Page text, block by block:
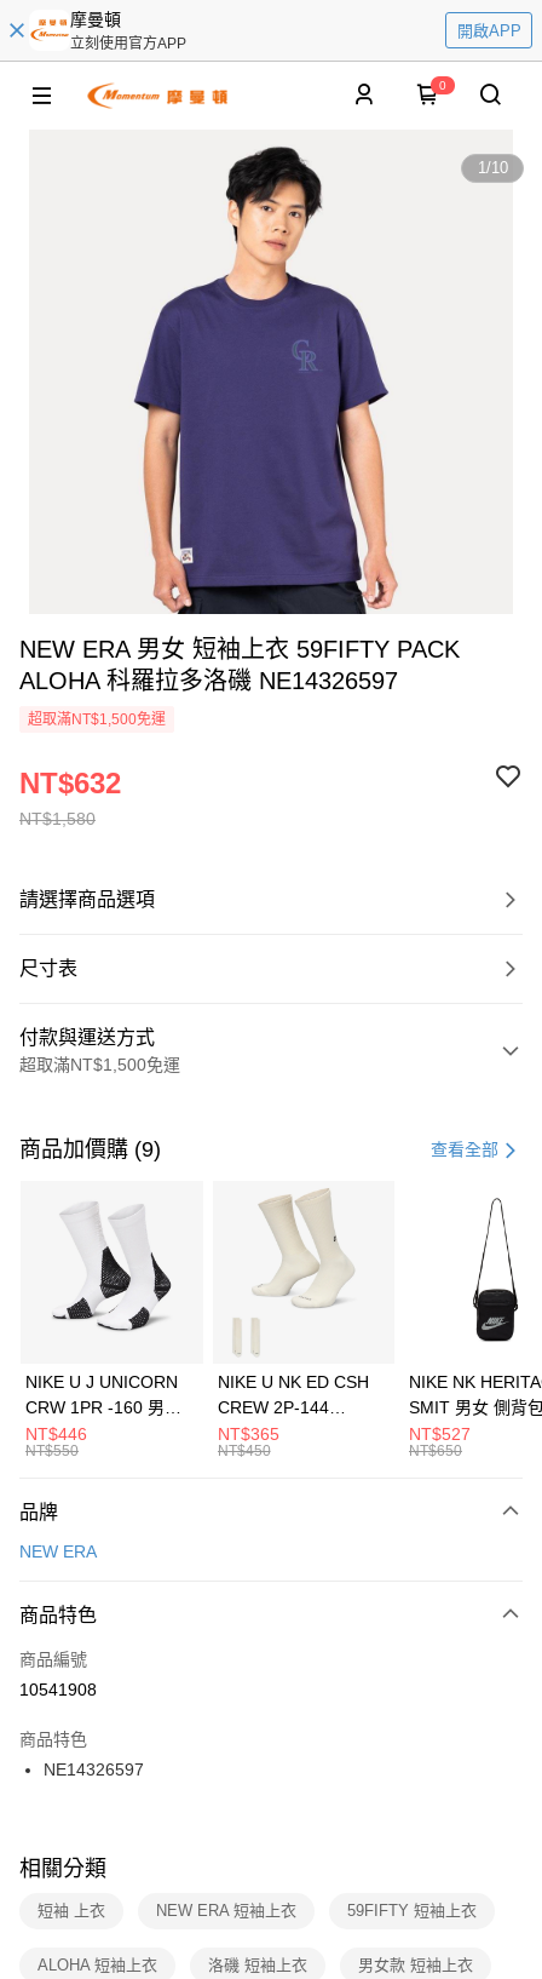
摩曼頓
立刻使用官方APP
開啟APP
0
1/10
NEW ERA 男女 短袖上衣 59FIFTY PACK
ALOHA 科羅拉多洛磯 NE14326597
超取滿NT$1,500免運
NT$1,580
NT$632
請選擇商品選項
尺寸表
付款與運送方式
超取滿NT$1,500免運
信用卡一次付款
3 期 0 利率 每期 21家銀行
合作金庫商業銀行
第一商業銀行
華南商業銀行
彰化商業銀行
上海商業儲蓄銀行
元大商業銀行
台灣樂天信用卡公司
Apple Pay
全盈+PAY
AFTEE先享後付
【關於「AFTEE先享後付」】
便利好安心！
３．安心：先確認商品／服務後，再付款。
【「AFTEE先享後付」結帳流程】
１．於結帳方式選擇「AFTEE先享後付」後，將跳轉至「AFTEE先享後付」
２．訂單成立數日內，您將收到繳費通知簡訊。
３．收到繳費通知簡訊後14天內，點擊此簡訊中的連結，可透過四大超商／
ATM／網路銀行／等多元方式進行付款，方視為交易完成。
※ 交易是否成功請以「AFTEE先享後付 」之結帳頁面顯示為準，若有關於
是否繳費成功／繳費後需取消欲退款等相關疑問，請聯繫「AFTEE先享後付
客戶支援中心」
https://netprotections.freshdesk.com/support/home
１．透過由恩沛科技股份有限公司提供之「AFTEE先享後付」服務完成之交
運送方式
每筆NT$100，滿NT$1,500(含以上)免運費
宅配
每筆NT$100，滿NT$1,500(含以上)免運費
付款後門市自取
每筆NT$100，滿NT$1,500(含以上)免運費
商品加價購 (9) 查看全部
NIKE U J UNICORN
CRW 1PR -160 男女
中統襪 FZ3393100
NT$446
NT$550
NIKE U NK ED CSH
CREW 2P-144
EMBRDY 男女 短統襪
FZ3073133
NT$365
NT$450
NIKE NK
SMIT 男女 側背
BA5871010
NT$527
NT$650
品牌
NEW ERA
商品特色
商品編號
10541908
商品特色
NE14326597
相關分類
短袖 上衣 NEW ERA 短袖上衣 59FIFTY 短袖上衣
ALOHA 短袖上衣 洛磯 短袖上衣 男女款 短袖上衣